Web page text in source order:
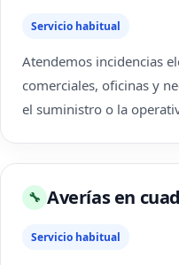
Servicio habitual
Atendemos incidencias
comerciales, oficinas y
el suministro o la
🔧 Averías en
Servicio habitual